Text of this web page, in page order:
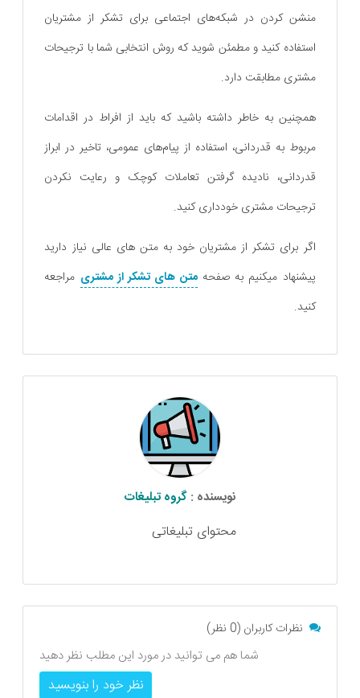
منشن کردن در شبکه‌های اجتماعی برای تشکر از مشتریان
استفاده کنید و مطمئن شوید که روش انتخابی شما با ترجیحات
مشتری مطابقت دارد.
همچنین به خاطر داشته باشید که باید از افراط در اقدامات
مربوط به قدردانی، استفاده از پیام‌های عمومی، تاخیر در ابراز
قدردانی، نادیده گرفتن تعاملات کوچک و رعایت نکردن
ترجیحات مشتری خودداری کنید.
اگر برای تشکر از مشتریان خود به متن های عالی نیاز دارید
پیشنهاد میکنیم به صفحهمتن های تشکر از مشتری مراجعه
کنید.
نویسنده :گروه تبلیغات
محتوای تبلیغاتی
نظرات کاربران (0 نظر)
شما هم می توانید در مورد این مطلب نظر دهید
نظر خود را بنویسید